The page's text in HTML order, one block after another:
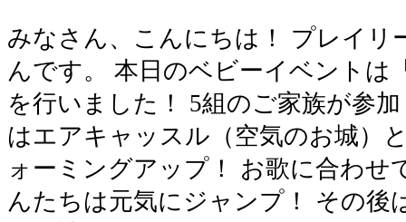
みなさん、こんにちは！ プレイリ
んです。 本日のベビーイベントは
を行いました！ 5組のご家族が参
はエアキャッスル（空気のお城）
ォーミングアップ！ お歌に合わせ
んたちは元気にジャンプ！ その